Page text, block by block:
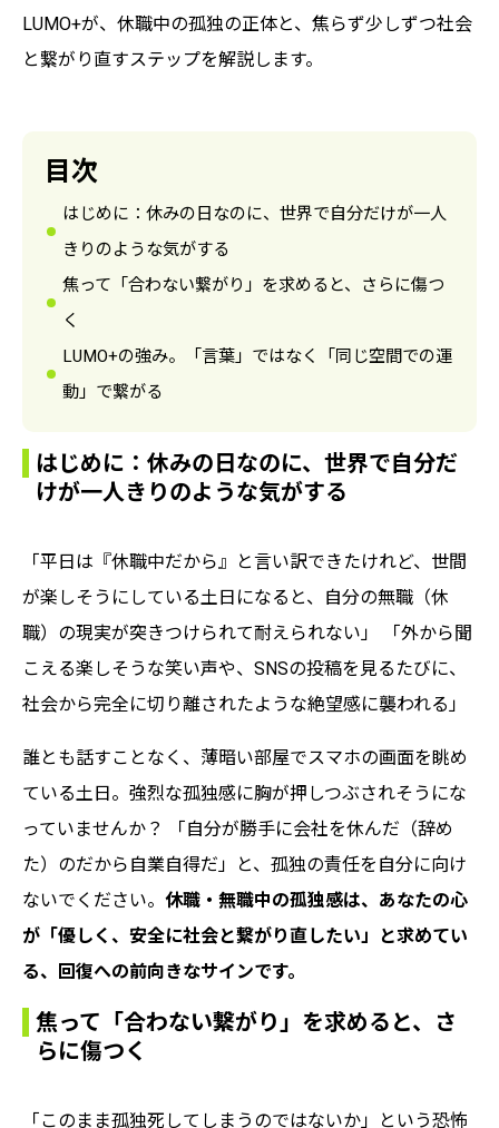
LUMO+が、休職中の孤独の正体と、焦らず少しずつ社会
と繋がり直すステップを解説します。
目次
はじめに：休みの日なのに、世界で自分だけが一人
きりのような気がする
焦って「合わない繋がり」を求めると、さらに傷つ
く
LUMO+の強み。「言葉」ではなく「同じ空間での運
動」で繋がる
はじめに：休みの日なのに、世界で自分だ
けが一人きりのような気がする
「平日は『休職中だから』と言い訳できたけれど、世間
が楽しそうにしている土日になると、自分の無職（休
職）の現実が突きつけられて耐えられない」 「外から聞
こえる楽しそうな笑い声や、SNSの投稿を見るたびに、
社会から完全に切り離されたような絶望感に襲われる」
誰とも話すことなく、薄暗い部屋でスマホの画面を眺め
ている土日。強烈な孤独感に胸が押しつぶされそうにな
っていませんか？ 「自分が勝手に会社を休んだ（辞め
た）のだから自業自得だ」と、孤独の責任を自分に向け
ないでください。 休職・無職中の孤独感は、あなたの心
が「優しく、安全に社会と繋がり直したい」と求めてい
る、回復への前向きなサインです。
焦って「合わない繋がり」を求めると、さ
らに傷つく
「このまま孤独死してしまうのではないか」という恐怖